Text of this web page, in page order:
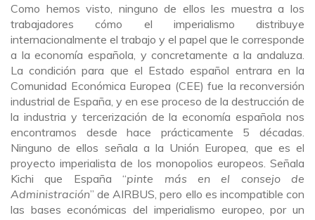
Como hemos visto, ninguno de ellos les muestra a los
trabajadores cómo el imperialismo distribuye
internacionalmente el trabajo y el papel que le corresponde
a la economía española, y concretamente a la andaluza.
La condición para que el Estado español entrara en la
Comunidad Económica Europea (CEE) fue la reconversión
industrial de España, y en ese proceso de la destrucción de
la industria y tercerización de la economía española nos
encontramos desde hace prácticamente 5 décadas.
Ninguno de ellos señala a la Unión Europea, que es el
proyecto imperialista de los monopolios europeos. Señala
Kichi que España “pinte más en el consejo de
Administración” de AIRBUS, pero ello es incompatible con
las bases económicas del imperialismo europeo, por un